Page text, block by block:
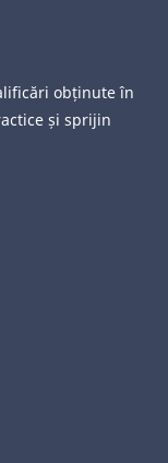
obținute în
și sprijin